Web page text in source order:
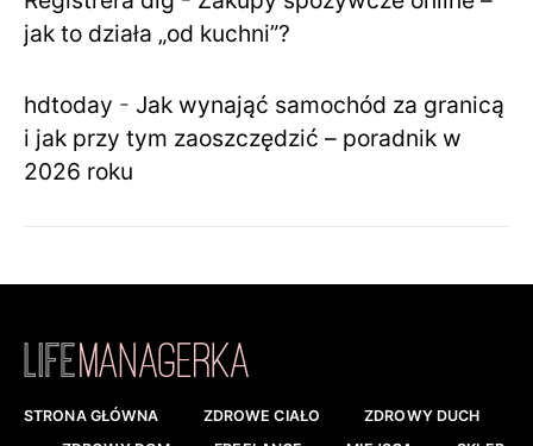
jak to działa „od kuchni”?
hdtoday - Jak wynająć samochód za granicą
i jak przy tym zaoszczędzić – poradnik w
2026 roku
STRONA GŁÓWNA ZDROWE CIAŁO
ZDROWY DUCH